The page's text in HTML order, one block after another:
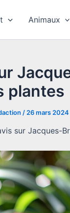
Animaux
plantes
/ 26 mars 2024
sur Jacques-